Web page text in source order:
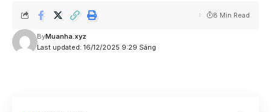
Last updated: 16/12/2025 9:29 Sáng
ByMuanha.xyz
8 Min Read